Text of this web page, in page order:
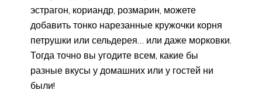
эстрагон, кориандр, розмарин, можете
добавить тонко нарезанные кружочки корня
петрушки или сельдерея… или даже морковки.
Тогда точно вы угодите всем, какие бы
разные вкусы у домашних или у гостей ни
были!